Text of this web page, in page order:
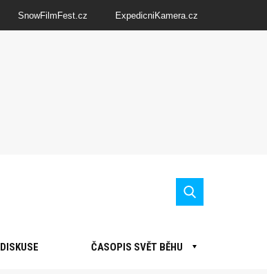
SnowFilmFest.cz ExpedicniKamera.cz
DISKUSE ČASOPIS SVĚT BĚHU